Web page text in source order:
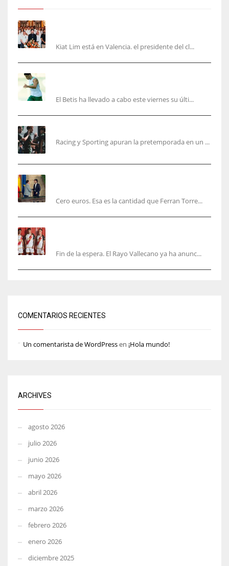
Kiat Lim está en Valencia. el presidente del cl...
El Betis ha llevado a cabo este viernes su últi...
Racing y Sporting apuran la pretemporada en un ...
Cero euros. Esa es la cantidad que Ferran Torre...
Fin de la espera. El Rayo Vallecano ya ha anunc...
COMENTARIOS RECIENTES
Un comentarista de WordPressen ¡Hola mundo!
ARCHIVES
agosto 2026
julio 2026
junio 2026
mayo 2026
abril 2026
marzo 2026
febrero 2026
enero 2026
diciembre 2025